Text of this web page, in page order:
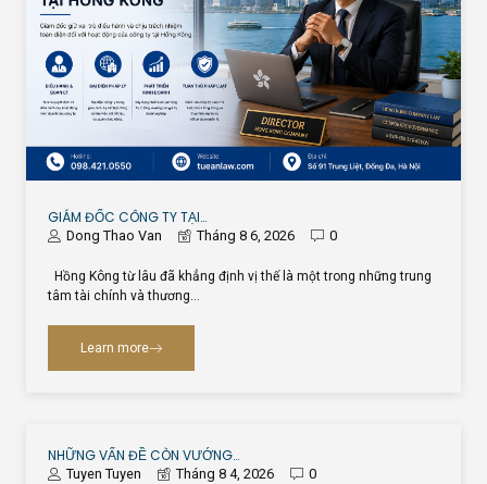
GIÁM ĐỐC CÔNG TY TẠI…
Dong Thao Van Tháng 8 6, 2026 0
Hồng Kông từ lâu đã khẳng định vị thế là một trong những trung
tâm tài chính và thương…
Learn more
NHỮNG VẤN ĐỀ CÒN VƯỚNG…
Tuyen Tuyen Tháng 8 4, 2026 0